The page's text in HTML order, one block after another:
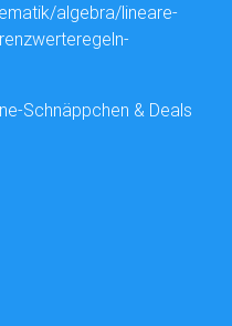
algebra/lineare-
Schnäppchen & Deals